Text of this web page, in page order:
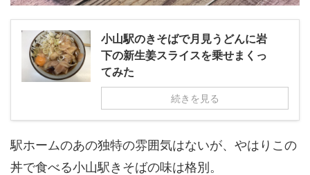
小山駅のきそばで月見うどんに岩
下の新生姜スライスを乗せまくっ
てみた
続きを見る
駅ホームのあの独特の雰囲気はないが、やはりこの
丼で食べる小山駅きそばの味は格別。